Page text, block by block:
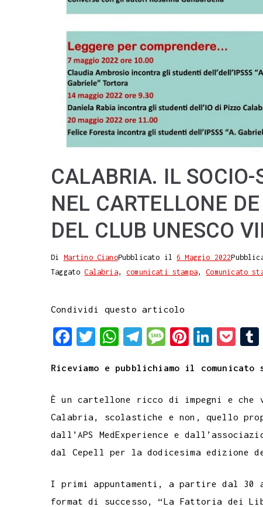
CALABRIA. IL
NEL CARTELLONE
DEL CLUB UNESCO
Di Martino CianoPubblicato il6 Maggio 2022
TaggatoCalabria, comunicati stampa,Comunicato
Condividi questo articolo
F
c
b
o
o
T
i
t
e
r
W
a
s
A
p
T
l
e
g
r
a
M
s
s
a
g
e
P
n
e
r
e
t
L
n
k
e
d
I
c
k
e
t
Riceviamo e pubblichiamo il comunicato
È un cartellone ricco di impegni e che
Calabria, scolastiche e non, quello
dall’APS MedExperience e
dal Cepell per la dodicesima edizione
I primi appuntamenti, a partire dal 30
format di successo, “La Fattoria dei